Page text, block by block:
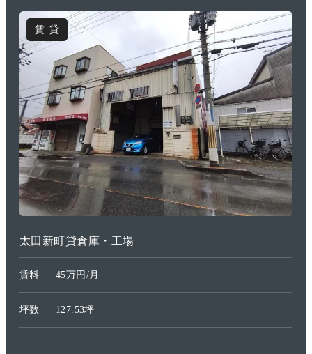
賃貸
太田新町貸倉庫・工場
賃料 45万円/月
坪数 127.53坪